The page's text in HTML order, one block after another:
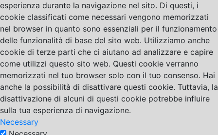
esperienza durante la navigazione nel sito. Di questi, i
cookie classificati come necessari vengono memorizzati
nel browser in quanto sono essenziali per il funzionamento
delle funzionalità di base del sito web. Utilizziamo anche
cookie di terze parti che ci aiutano ad analizzare e capire
come utilizzi questo sito web. Questi cookie verranno
memorizzati nel tuo browser solo con il tuo consenso. Hai
anche la possibilità di disattivare questi cookie. Tuttavia, la
disattivazione di alcuni di questi cookie potrebbe influire
sulla tua esperienza di navigazione.
Necessary